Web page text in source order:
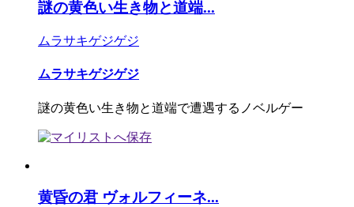
謎の黄色い生き物と道端...
ムラサキゲジゲジ
ムラサキゲジゲジ
謎の黄色い生き物と道端で遭遇するノベルゲー
黄昏の君 ヴォルフィーネ...